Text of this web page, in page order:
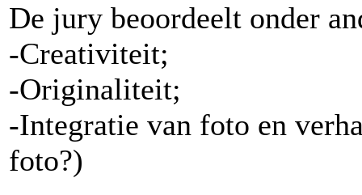
De jury beoordeelt onder
-Creativiteit;
-Originaliteit;
-Integratie van foto en
foto?)